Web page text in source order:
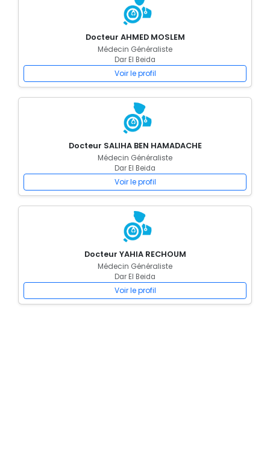
Docteur AHMED MOSLEM
Médecin Généraliste
Dar El Beida
Voir le profil
Docteur SALIHA BEN HAMADACHE
Médecin Généraliste
Dar El Beida
Voir le profil
Docteur YAHIA RECHOUM
Médecin Généraliste
Dar El Beida
Voir le profil